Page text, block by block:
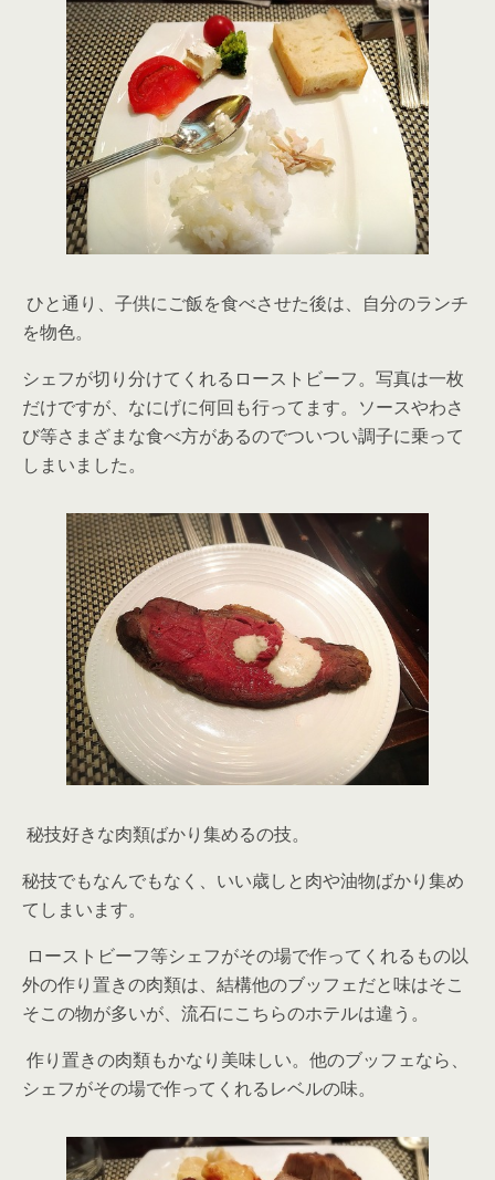
ひと通り、子供にご飯を食べさせた後は、自分のランチ
を物色。
シェフが切り分けてくれるローストビーフ。写真は一枚
だけですが、なにげに何回も行ってます。ソースやわさ
び等さまざまな食べ方があるのでついつい調子に乗って
しまいました。
秘技好きな肉類ばかり集めるの技。
秘技でもなんでもなく、いい歳しと肉や油物ばかり集め
てしまいます。
ローストビーフ等シェフがその場で作ってくれるもの以
外の作り置きの肉類は、結構他のブッフェだと味はそこ
そこの物が多いが、流石にこちらのホテルは違う。
作り置きの肉類もかなり美味しい。他のブッフェなら、
シェフがその場で作ってくれるレベルの味。